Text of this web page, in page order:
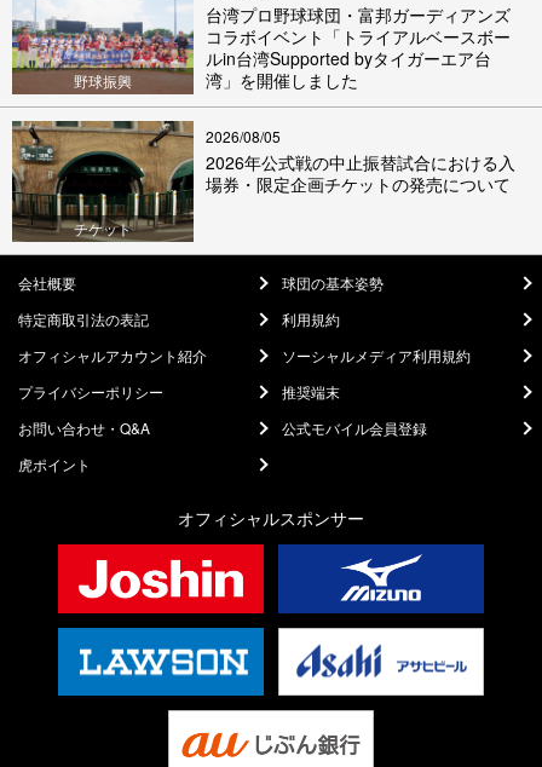
野球振興
台湾プロ野球球団・富邦ガーディアンズ
コラボイベント「トライアルベースボー
ルin台湾Supported byタイガーエア台
湾」を開催しました
チケット
2026/08/05
2026年公式戦の中止振替試合における入
場券・限定企画チケットの発売について
会社概要
球団の基本姿勢
特定商取引法の表記
利用規約
オフィシャルアカウント紹介
ソーシャルメディア利用規約
プライバシーポリシー
推奨端末
お問い合わせ・Q&A
公式モバイル会員登録
虎ポイント
オフィシャルスポンサー